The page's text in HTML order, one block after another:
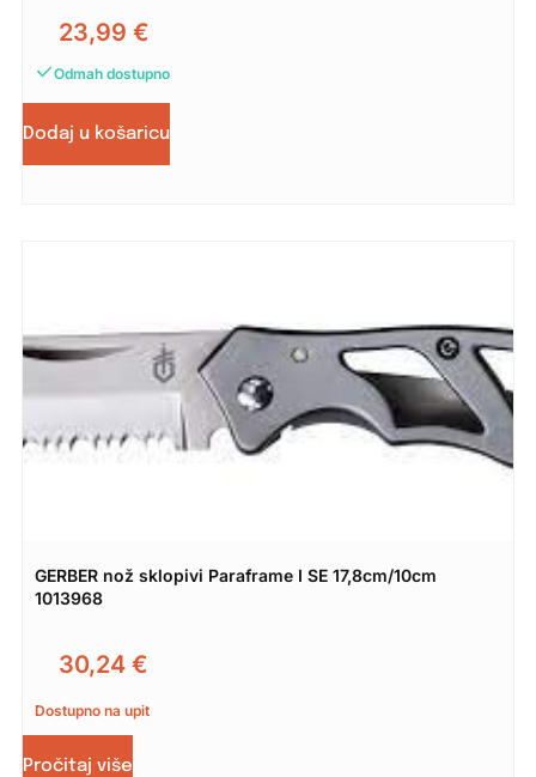
23,99 €
Odmah dostupno
Dodaj u košaricu
GERBER nož sklopivi Paraframe I SE 17,8cm/10cm
1013968
30,24 €
Dostupno na upit
Pročitaj više